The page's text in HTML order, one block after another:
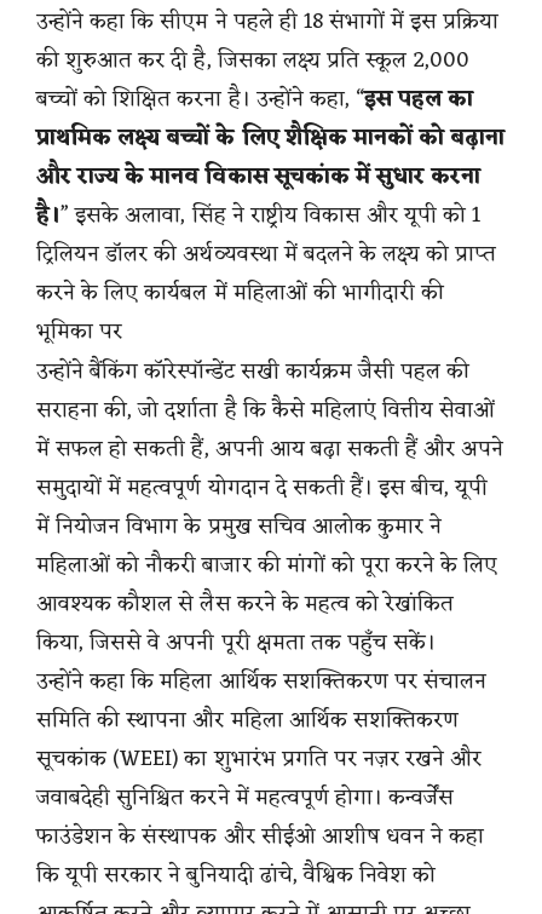
उन्होंने कहा कि सीएम ने पहले ही 18 संभागों में इस प्रक्रिया
की शुरुआत कर दी है, जिसका लक्ष्य प्रति स्कूल 2,000
बच्चों को शिक्षित करना है। उन्होंने कहा, “इस पहल का
प्राथमिक लक्ष्य बच्चों के लिए शैक्षिक मानकों को बढ़ाना
और राज्य के मानव विकास सूचकांक में सुधार करना
है।” इसके अलावा, सिंह ने राष्ट्रीय विकास और यूपी को 1
ट्रिलियन डॉलर की अर्थव्यवस्था में बदलने के लक्ष्य को प्राप्त
करने के लिए कार्यबल में महिलाओं की भागीदारी की
भूमिका पर
उन्होंने बैंकिंग कॉरेस्पॉन्डेंट सखी कार्यक्रम जैसी पहल की
सराहना की, जो दर्शाता है कि कैसे महिलाएं वित्तीय सेवाओं
में सफल हो सकती हैं, अपनी आय बढ़ा सकती हैं और अपने
समुदायों में महत्वपूर्ण योगदान दे सकती हैं। इस बीच, यूपी
में नियोजन विभाग के प्रमुख सचिव आलोक कुमार ने
महिलाओं को नौकरी बाजार की मांगों को पूरा करने के लिए
आवश्यक कौशल से लैस करने के महत्व को रेखांकित
किया, जिससे वे अपनी पूरी क्षमता तक पहुँच सकें।
उन्होंने कहा कि महिला आर्थिक सशक्तिकरण पर संचालन
समिति की स्थापना और महिला आर्थिक सशक्तिकरण
सूचकांक (WEEI) का शुभारंभ प्रगति पर नज़र रखने और
जवाबदेही सुनिश्चित करने में महत्वपूर्ण होगा। कन्वर्जेंस
फाउंडेशन के संस्थापक और सीईओ आशीष धवन ने कहा
कि यूपी सरकार ने बुनियादी ढांचे, वैश्विक निवेश को